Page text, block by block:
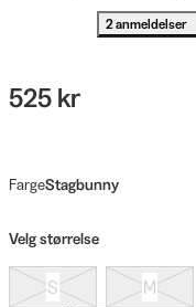
2 anmeldelser
525 kr
FargeStagbunny
Velg størrelse
S M